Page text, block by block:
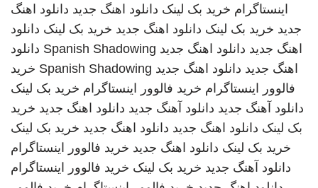
اینستاگرام خرید بک لینک دانلود اهنگ جدید دانلود اهنگ
جدید خرید بک لینک دانلود اهنگ جدید خرید بک لینک دانلود
اهنگ جدید دانلود اهنگ جدید Spanish Shadowing دانلود
اهنگ جدید دانلود اهنگ جدید Spanish Shadowing خرید
فالوور اینستاگرام خرید فالوور اینستاگرام خرید بک لینک
دانلود آهنگ جدید دانلود آهنگ جدید دانلود اهنگ جدید خرید
بک لینک دانلود اهنگ جدید دانلود اهنگ جدید خرید بک لینک
خرید بک لینک دانلود اهنگ جدید خرید فالوور اینستاگرام
دانلود آهنگ جدید خرید بک لینک خرید فالوور اینستاگرام